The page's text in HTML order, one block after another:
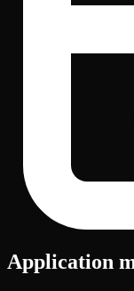
Application